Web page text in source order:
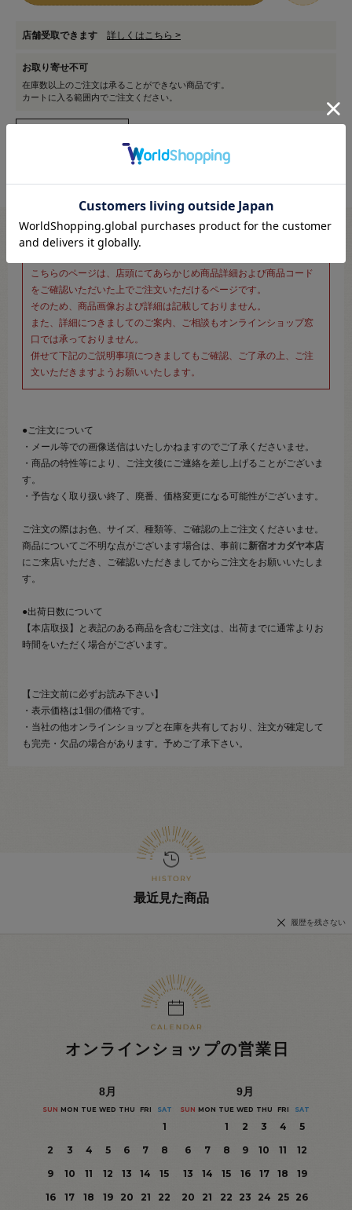
店舗受取できます 詳しくはこちら >
お取り寄せ不可
在庫数以上のご注文は承ることができない商品です。
カートに入る範囲内でご注文ください。
※新宿オカダヤ本店お取り扱い商品のご注文専用ページです※
こちらのページは、店頭にてあらかじめ商品詳細および商品コード
をご確認いただいた上でご注文いただけるページです。
そのため、商品画像および詳細は記載しておりません。
また、詳細につきましてのご案内、ご相談もオンラインショップ窓
口では承っておりません。
併せて下記のご説明事項につきましてもご確認、ご了承の上、ご注
文いただきますようお願いいたします。
●ご注文について
・メール等での画像送信はいたしかねますのでご了承くださいませ。
・商品の特性等により、ご注文後にご連絡を差し上げることがございま
す。
・予告なく取り扱い終了、廃番、価格変更になる可能性がございます。
ご注文の際はお色、サイズ、種類等、ご確認の上ご注文くださいませ。
商品についてご不明な点がございます場合は、事前に新宿オカダヤ本店
にご来店いただき、ご確認いただきましてからご注文をお願いいたしま
す。
●出荷日数について
【本店取扱】と表記のある商品を含むご注文は、出荷までに通常よりお
時間をいただく場合がございます。
【ご注文前に必ずお読み下さい】
・表示価格は1個の価格です。
・当社の他オンラインショップと在庫を共有しており、注文が確定して
も完売・欠品の場合があります。予めご了承下さい。
最近見た商品
履歴を残さない
オンラインショップの営業日
8月
SUN MON TUE WED THU FRI SAT
1
2
3 4 5 6 7
8
9
10 11 12 13 14
15
16
17 18 19 20 21
22
9月
SUN MON TUE WED THU FRI SAT
1 2 3 4
5
6
7 8 9 10 11
12
13
14 15 16 17 18
19
20
21 22 23 24 25
26